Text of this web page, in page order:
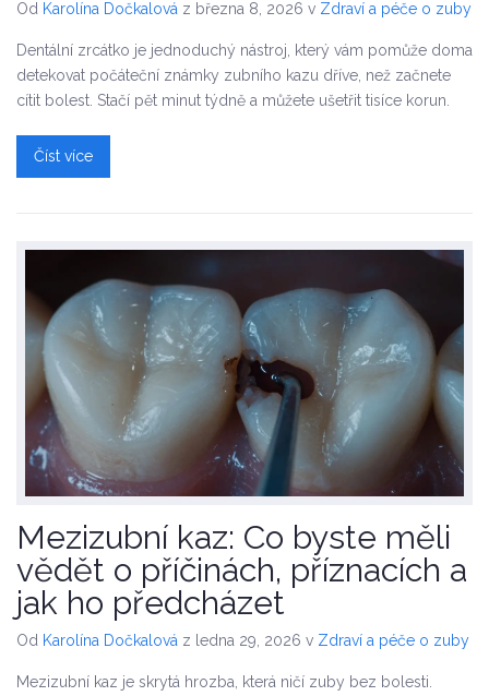
Od Karolína Dočkalová z března 8, 2026 v Zdraví a péče o zuby
Dentální zrcátko je jednoduchý nástroj, který vám pomůže doma
detekovat počáteční známky zubního kazu dříve, než začnete
cítit bolest. Stačí pět minut týdně a můžete ušetřit tisíce korun.
Číst více
Mezizubní kaz: Co byste měli
vědět o příčinách, příznacích a
jak ho předcházet
Od Karolína Dočkalová z ledna 29, 2026 v Zdraví a péče o zuby
Mezizubní kaz je skrytá hrozba, která ničí zuby bez bolesti.